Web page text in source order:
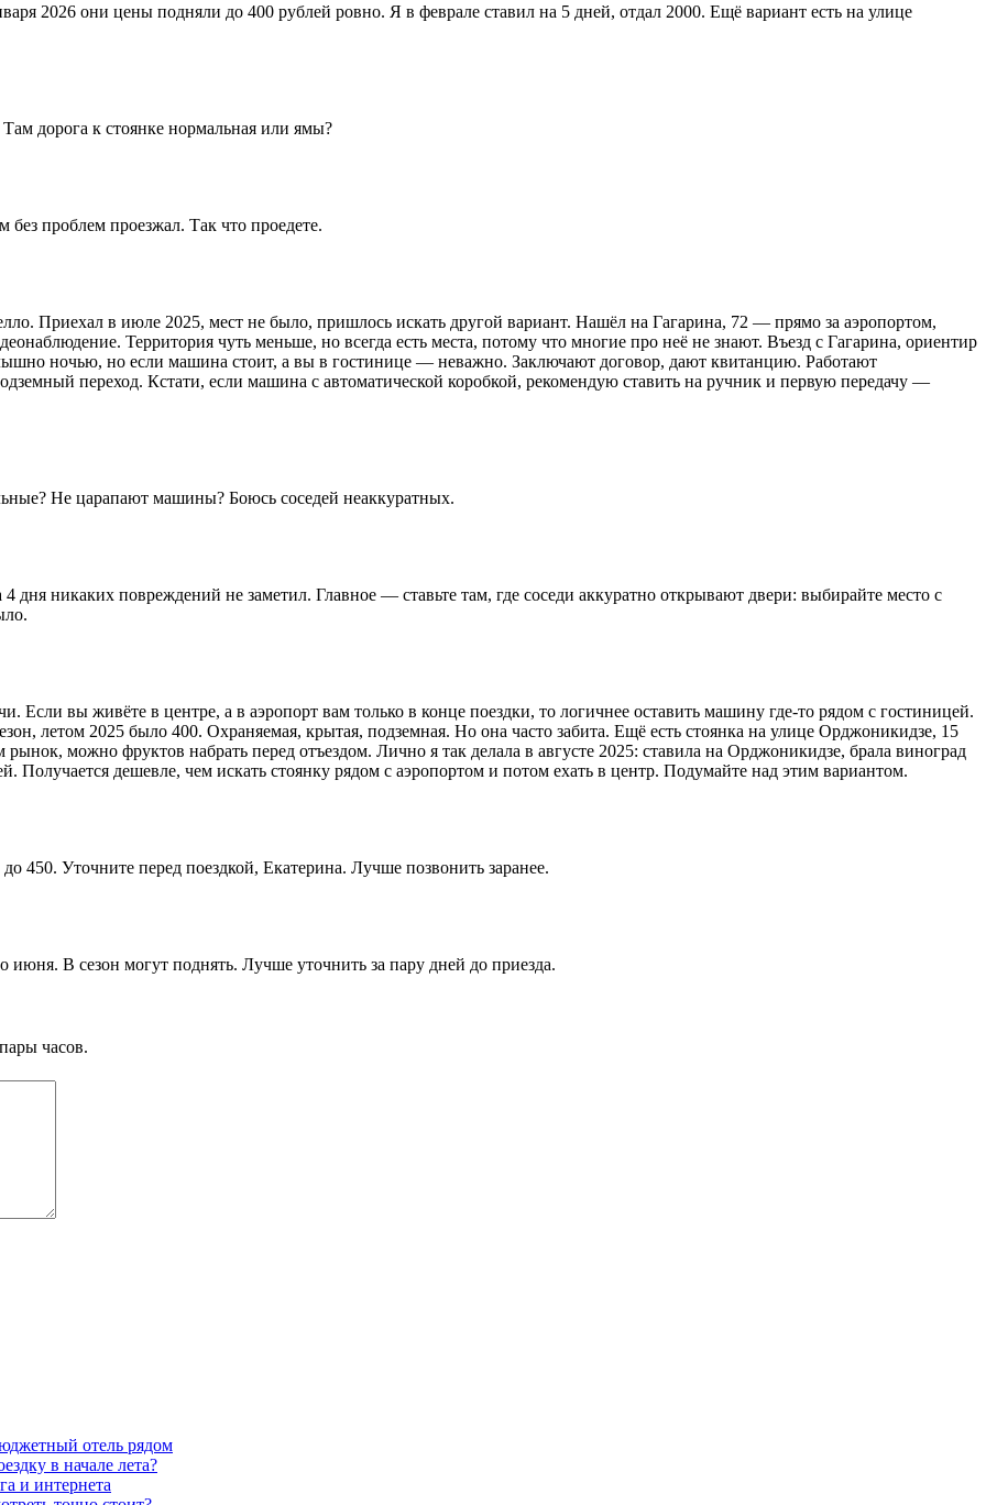
2026 они цены подняли до 400 рублей ровно. Я в феврале ставил на 5 дней, отдал 2000. Ещё вариант есть на улице
дорога к стоянке нормальная или ямы?
проблем проезжал. Так что проедете.
Приехал в июле 2025, мест не было, пришлось искать другой вариант. Нашёл на Гагарина, 72 — прямо за аэропортом,
Территория чуть меньше, но всегда есть места, потому что многие про неё не знают. Въезд с Гагарина, ориентир
ночью, но если машина стоит, а вы в гостинице — неважно. Заключают договор, дают квитанцию. Работают
переход. Кстати, если машина с автоматической коробкой, рекомендую ставить на ручник и первую передачу —
Не царапают машины? Боюсь соседей неаккуратных.
дня никаких повреждений не заметил. Главное — ставьте там, где соседи аккуратно открывают двери: выбирайте место с
Если вы живёте в центре, а в аэропорт вам только в конце поездки, то логичнее оставить машину где-то рядом с гостиницей.
летом 2025 было 400. Охраняемая, крытая, подземная. Но она часто забита. Ещё есть стоянка на улице Орджоникидзе, 15
можно фруктов набрать перед отъездом. Лично я так делала в августе 2025: ставила на Орджоникидзе, брала виноград
Получается дешевле, чем искать стоянку рядом с аэропортом и потом ехать в центр. Подумайте над этим вариантом.
450. Уточните перед поездкой, Екатерина. Лучше позвонить заранее.
В сезон могут поднять. Лучше уточнить за пару дней до приезда.
часов.
отель рядом
в начале лета?
и интернета